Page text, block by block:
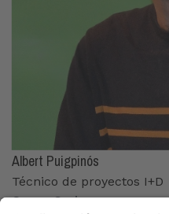
Albert Puigpinós
Técnico de proyectos I+D
Grupo Carinsa